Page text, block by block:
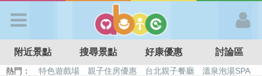
APP登入
附近景點 搜尋景點 好康優惠 討論區
熱門： 特色遊戲場 親子住房優惠 台北親子餐廳
溫泉泡湯SPA